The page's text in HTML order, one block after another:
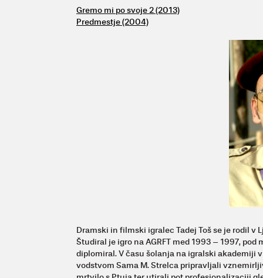
Gremo mi po svoje 2 (2013)
Predmestje (2004)
Dramski in filmski igralec Tadej Toš se je rodil v
Študiral je igro na AGRFT med 1993 – 1997,
diplomiral. V času šolanja na igralski akademiji
vodstvom Sama M. Strelca pripravljali